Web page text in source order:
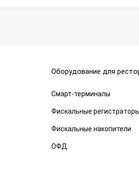
Оборудование для
Смарт-терминалы
Фискальные регистраторы
Фискальные накопители
ОФД